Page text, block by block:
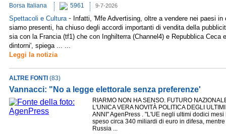
Borsa Italiana 5961 9-7-2026
Spettacoli e Cultura - Infatti, 'Mfe Advertising, oltre a vendere nei paesi in
siamo presenti, ha chiuso degli accordi importanti di vendita della
sia con la Francia (tf1) che con Inghilterra (Channel4) e Repubblica Ceca e
dintorni', spiega ... ...
Leggi la notizia
ALTRE FONTI (83)
Vannacci: "No a legge elettorale senza preferenze'
RIARMO NON HA SENSO. FUTURO
L'UNICA VERA NOVITÀ POLITICA DEGLI
ANNI" AgenPress . "L'UE negli ultimi dodici mesi
speso circa 340 miliardi di euro in difesa,
Russia ...